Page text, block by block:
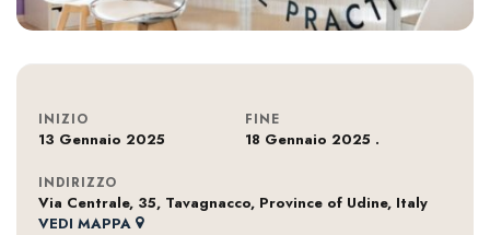
INIZIO
13 Gennaio 2025
FINE
18 Gennaio 2025 .
INDIRIZZO
Via Centrale, 35, Tavagnacco, Province of Udine, Italy
VEDI MAPPA